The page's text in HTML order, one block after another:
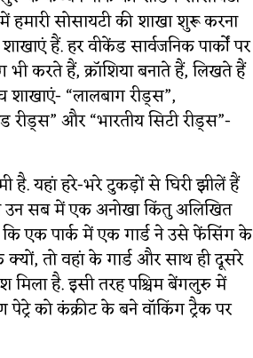
सोसायटी की शाखा शुरू करना
हैं. हर वीकेंड सार्वजनिक पार्कों पर
भी करते हैं, क्रॉशिया बनाते हैं, लिखते हैं
शाखाएं- “लालबाग रीड्स”,
रीड्स” और “भारतीय सिटी रीड्स”-
है. यहां हरे-भरे टुकड़ों से घिरी झीलें हैं
उन सब में एक अनोखा किंतु अलिखित
कि एक पार्क में एक गार्ड ने उसे फेंसिंग के
तो वहां के गार्ड और साथ ही दूसरे
मिला है. इसी तरह पश्चिम बेंगलुरु में
को कंक्रीट के बने वॉकिंग ट्रैक पर